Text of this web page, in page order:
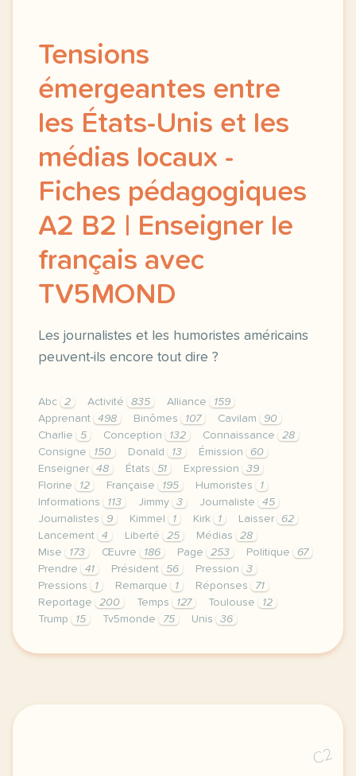
Tensions
émergeantes entre
les États-Unis et les
médias locaux -
Fiches pédagogiques
A2 B2 | Enseigner le
français avec
TV5MOND
Les journalistes et les humoristes américains
peuvent-ils encore tout dire ?
Abc 2 Activité 835 Alliance
159
Apprenant
498 Binômes 107 Cavilam
90
Charlie
5 Conception 132 Connaissance
28
Consigne
150 Donald 13 Émission
60
Enseigner
48 États 51 Expression
39
Florine
12 Française 195 Humoristes
1
Informations
113 Jimmy 3 Journaliste
45
Journalistes
9 Kimmel 1 Kirk 1 Laisser
62
Lancement
4 Liberté 25 Médias
28
Mise
173 Œuvre 186 Page 253 Politique
67
Prendre
41 Président 56 Pression
3
Pressions
1 Remarque 1 Réponses
71
Reportage
200 Temps 127 Toulouse
12
Trump
15 Tv5monde 75 Unis 36
le respect de votre vie privee est une priorite
C2